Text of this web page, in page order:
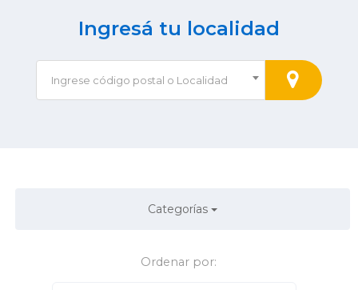
Ingresá tu localidad
Ingrese código postal o Localidad
Categorías
Ordenar por: